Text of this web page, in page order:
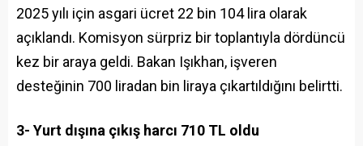
2025 yılı için asgari ücret 22 bin 104 lira olarak
açıklandı. Komisyon sürpriz bir toplantıyla dördüncü
kez bir araya geldi. Bakan Işıkhan, işveren
desteğinin 700 liradan bin liraya çıkartıldığını belirtti.
3- Yurt dışına çıkış harcı 710 TL oldu